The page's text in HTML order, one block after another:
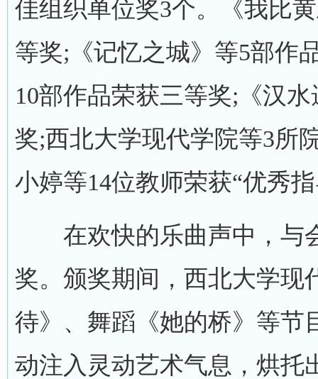
佳组织单位奖3个。《我比
等奖;《记忆之城》等5部作
10部作品荣获三等奖;《汉
奖;西北大学现代学院等3所
小婷等14位教师荣获“优秀
在欢快的乐曲声中，与
奖。颁奖期间，西北大学现
待》、舞蹈《她的桥》等节
动注入灵动艺术气息，烘托